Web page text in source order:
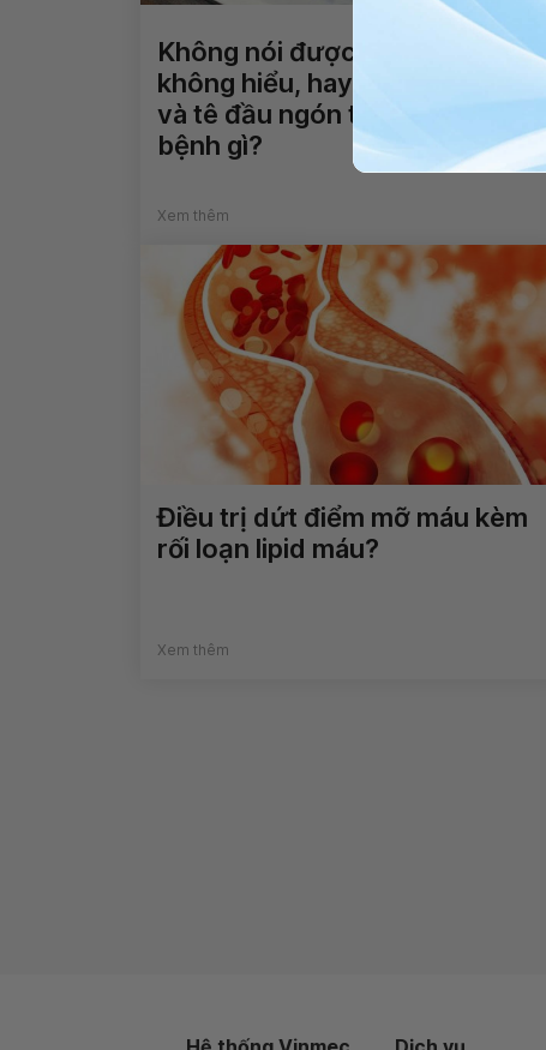
Không nói được, nhìn mặt chữ
không hiểu, hay bị động kinh
và tê đầu ngón tay là dấu hiệu
bệnh gì?
Xem thêm
Điều trị dứt điểm mỡ máu kèm
rối loạn lipid máu?
Xem thêm